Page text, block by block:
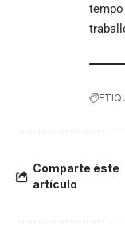
Comparte éste
artículo